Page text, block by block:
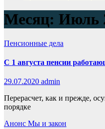
Месяц: Июль
Пенсионные дела
С 1 августа пенсии
29.07.2020 admin
Перерасчет, как и прежде,
порядке
Анонс Мы и закон